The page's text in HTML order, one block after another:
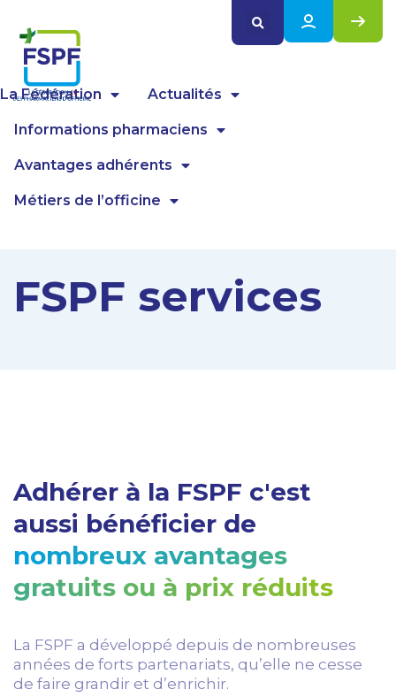
La Fédération Actualités
Informations pharmaciens
Avantages adhérents
Métiers de l’officine
FSPF services
Adhérer à la FSPF c'est
aussi bénéficier de
nombreux avantages
gratuits ou à prix réduits
La FSPF a développé depuis de nombreuses
années de forts partenariats, qu’elle ne cesse
de faire grandir et d’enrichir.